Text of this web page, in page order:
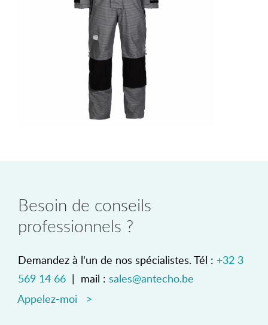
Besoin de conseils
professionnels ?
Demandez à l'un de nos spécialistes. Tél : +32 3
569 14 66 | mail : sales@antecho.be
Appelez-moi >